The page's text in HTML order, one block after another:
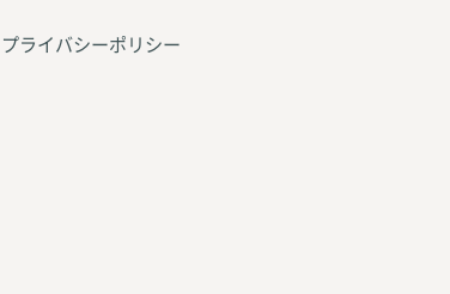
プライバシーポリシー